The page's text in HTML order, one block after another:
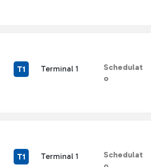
T1 Terminal 1
Schedulat
o
T1 Terminal 1
Schedulat